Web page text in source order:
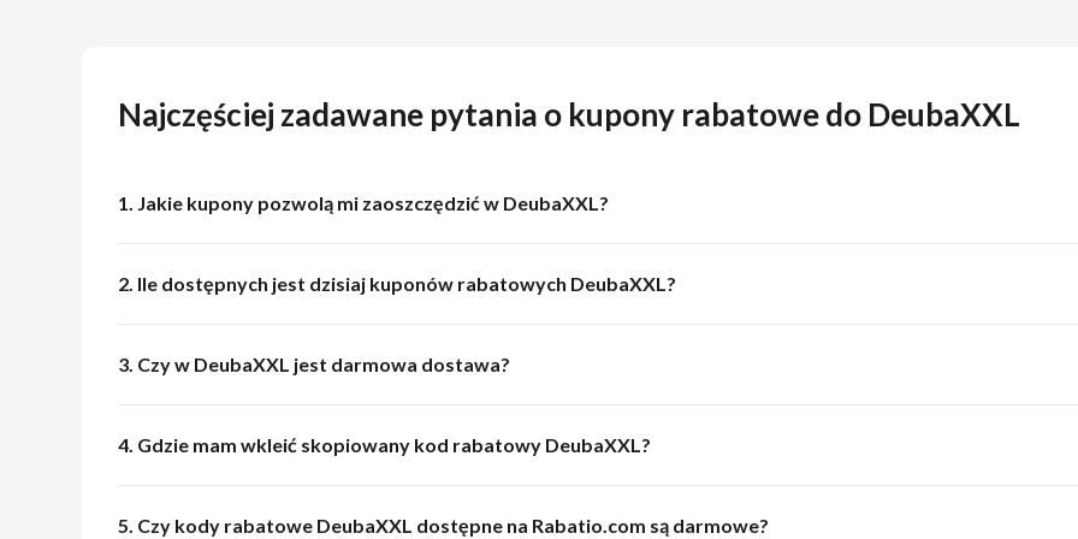
Najczęściej zadawane pytania o kupony rabatowe do DeubaXXL
1. Jakie kupony pozwolą mi zaoszczędzić w DeubaXXL?
2. Ile dostępnych jest dzisiaj kuponów rabatowych DeubaXXL?
3. Czy w DeubaXXL jest darmowa dostawa?
4. Gdzie mam wkleić skopiowany kod rabatowy DeubaXXL?
5. Czy kody rabatowe DeubaXXL dostępne na Rabatio.com są darmowe?